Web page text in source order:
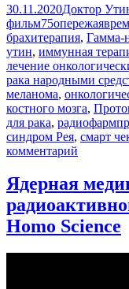
Опубликовано
30.11.2020Автор
Доктор
фильмМетки
брахитерапия, Гамма-
утин, иммунная
лечение
рака народными
меланома,
костного мозга,
для рака,
синдром Рея, смарт
комментарий
Рак
лечится.
Ядерная
Homo Science